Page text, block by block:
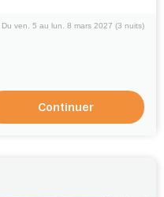
Du ven. 5 au lun. 8 mars 2027 (3 nuits)
Continuer